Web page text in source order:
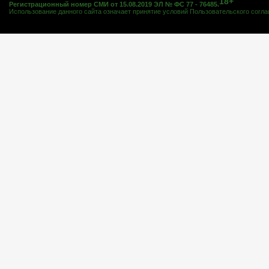
Регистрационный номер СМИ от 15.08.2019 ЭЛ № ФС 77 - 76485.
Использование данного сайта означает принятие условий Пользовательского